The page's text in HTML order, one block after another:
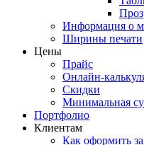
Информация о
Ширины печати
Цены
Прайс
Онлайн-
Скидки
Минимальная
Портфолио
Клиентам
Как оформить